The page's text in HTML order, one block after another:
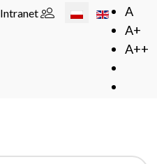
A
A+
A++
Wybierz swój język
Intranet